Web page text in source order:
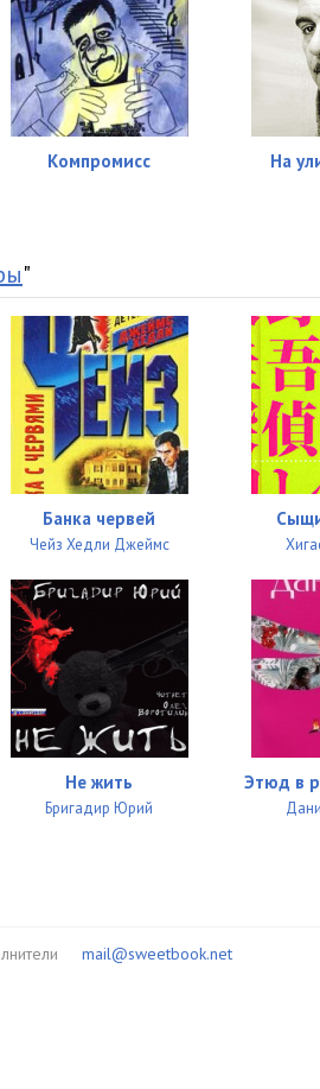
Компромисс На
"
Банка червей
Чейз Хедли Джеймс
Не жить
Бригадир Юрий
Этюд в
mail@sweetbook.net